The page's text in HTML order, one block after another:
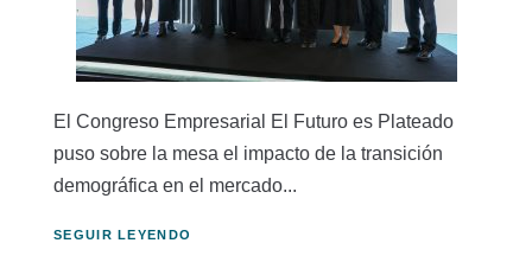
El Congreso Empresarial El Futuro es Plateado
puso sobre la mesa el impacto de la transición
demográfica en el mercado...
SEGUIR LEYENDO